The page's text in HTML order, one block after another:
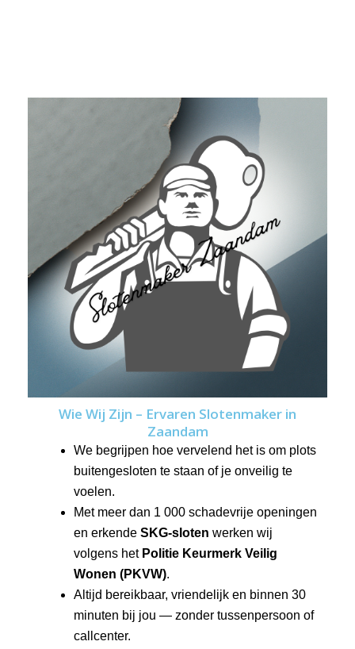
Wie Wij Zijn – Ervaren Slotenmaker in
Zaandam
We begrijpen hoe vervelend het is om plots
buitengesloten te staan of je onveilig te
voelen.
Met meer dan 1 000 schadevrije openingen
en erkende SKG-sloten werken wij
volgens het Politie Keurmerk Veilig
Wonen (PKVW).
Altijd bereikbaar, vriendelijk en binnen 30
minuten bij jou — zonder tussenpersoon of
callcenter.